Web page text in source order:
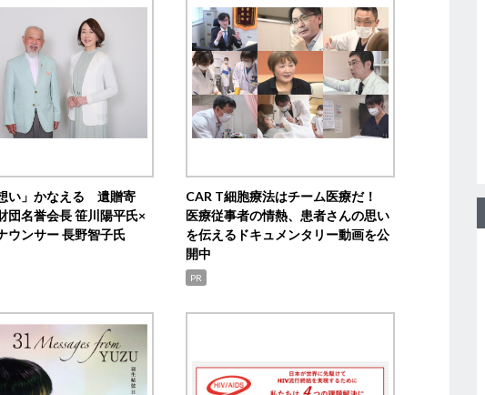
い」かなえる 遺贈寄
名誉会長 笹川陽平氏×
ウンサー 長野智子氏
CAR T細胞療法はチーム医療だ！
医療従事者の情熱、患者さんの思い
を伝えるドキュメンタリー動画を公
開中
PR